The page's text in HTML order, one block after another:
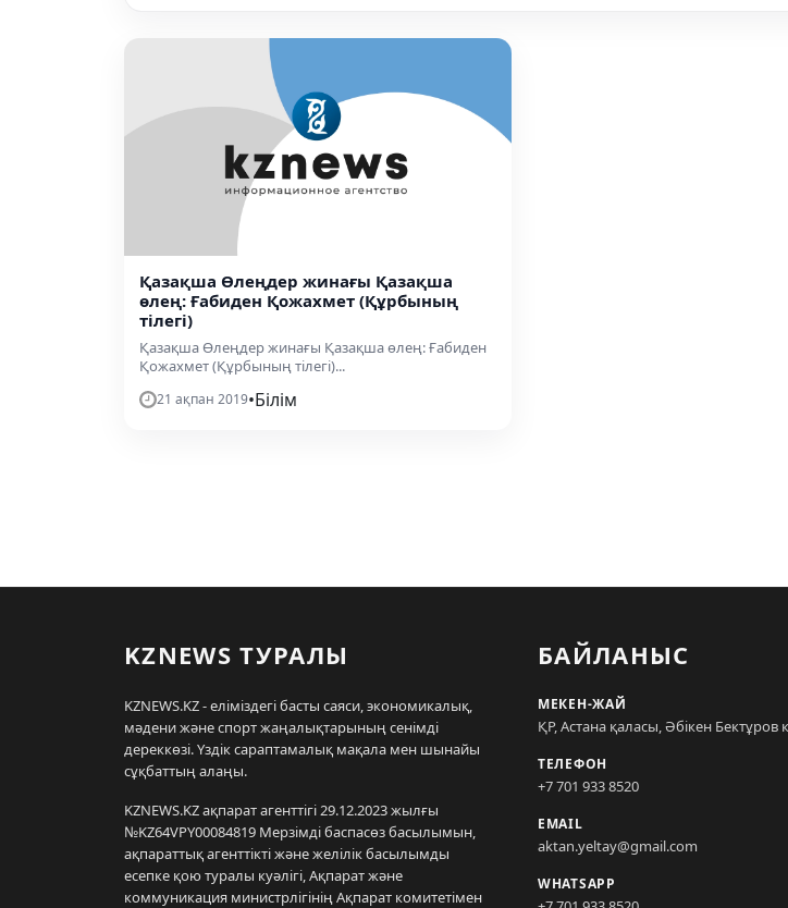
Қазақша Өлеңдер жинағы Қазақша
өлең: Ғабиден Қожахмет (Құрбының
тілегі)
Қазақша Өлеңдер жинағы Қазақша өлең: Ғабиден
Қожахмет (Құрбының тілегі)...
21 ақпан 2019•Білім
KZNEWS ТУРАЛЫ
KZNEWS.KZ - еліміздегі басты саяси, экономикалық,
мәдени және спорт жаңалықтарының сенімді
дереккөзі. Үздік сараптамалық мақала мен шынайы
сұқбаттың алаңы.
KZNEWS.KZ ақпарат агенттігі 29.12.2023 жылғы
№KZ64VPY00084819 Мерзімді баспасөз басылымын,
ақпараттық агенттікті және желілік басылымды
есепке қою туралы куәлігі, Ақпарат және
коммуникация министрлігінің Ақпарат комитетімен
БАЙЛАНЫС
МЕКЕН-ЖАЙ
ҚР, Астана қаласы, Әбікен Бектұров
ТЕЛЕФОН
+7 701 933 8520
EMAIL
aktan.yeltay@gmail.com
WHATSAPP